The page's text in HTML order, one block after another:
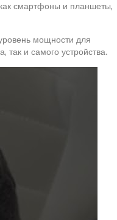
как смартфоны и планшеты,
мощности для
так и самого устройства.